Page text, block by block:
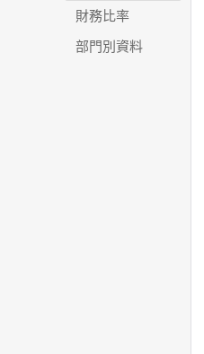
財務比率
部門別資料